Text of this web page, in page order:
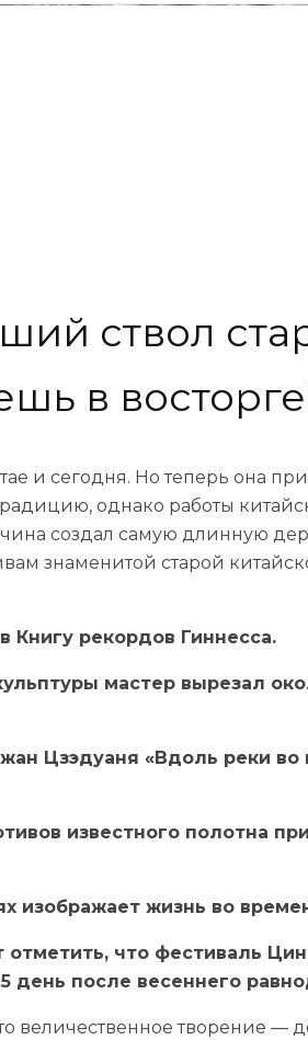
ствол
в
и сегодня. Но теперь она
однако работы
создал самую длинную
знаменитой старой
Книгу рекордов Гиннесса.
мастер вырезал
Цзэдуаня «Вдоль реки
известного полотна
изображает жизнь во
что фестиваль
день после весеннего
величественное творение —